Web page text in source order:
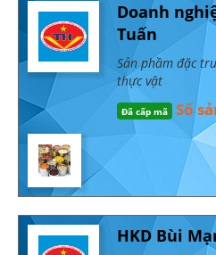
Doanh
Tuấn
Sản phầm đặc
thực vật
Đã cấp mã Số
HKD Bùi